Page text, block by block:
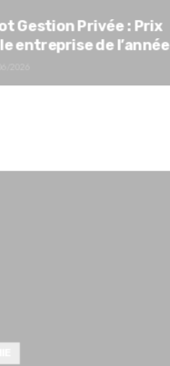
Gestion Privée : Prix
entreprise de l’année